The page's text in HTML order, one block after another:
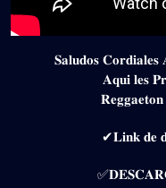
𝐒𝐚𝐥𝐮𝐝𝐨𝐬
𝐀𝐪𝐮𝐢 𝐥𝐞𝐬
✔𝐋𝐢𝐧𝐤 𝐝𝐞